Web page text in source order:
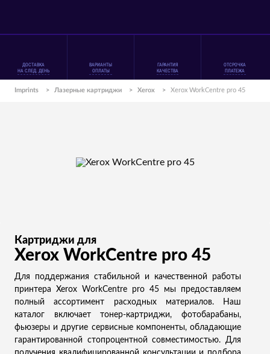
ДОСТАВКА
НА СЛЕД. ДЕНЬ
ВАРИАНТЫ
ОПЛАТЫ
ГАРАНТИЯ
КАЧЕСТВА
ОТСРОЧКА
ПЛАТЕЖА
Imprints > Лазерные картриджи > Xerox > Xerox WorkCentre pro 45
Картриджи для
Xerox WorkCentre pro 45
Для поддержания стабильной и качественной работы
принтера Xerox WorkCentre pro 45 мы предоставляем
полный ассортимент расходных материалов. Наш
каталог включает тонер-картриджи, фотобарабаны,
фьюзеры и другие сервисные компоненты, обладающие
гарантированной стопроцентной совместимостью. Для